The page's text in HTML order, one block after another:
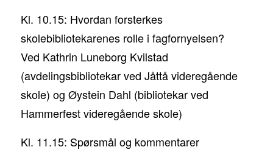
Kl. 10.15: Hvordan forsterkes
skolebibliotekarenes rolle i fagfornyelsen?
Ved Kathrin Luneborg Kvilstad
(avdelingsbibliotekar ved Jåttå videregående
skole) og Øystein Dahl (bibliotekar ved
Hammerfest videregående skole)
Kl. 11.15: Spørsmål og kommentarer